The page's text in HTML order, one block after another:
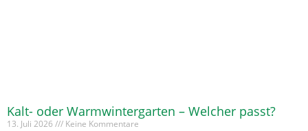
Kalt- oder Warmwintergarten – Welcher passt?
13. Juli 2026 Keine Kommentare